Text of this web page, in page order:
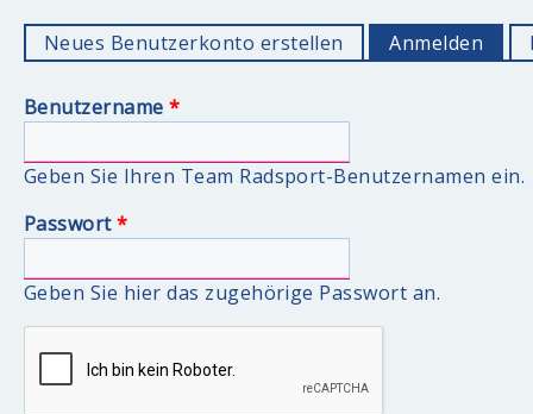
Haupt-Reiter
Neues Benutzerkonto erstellen Anmelden
Benutzername*
Geben Sie Ihren Team Radsport-Benutzernamen ein.
Passwort*
Geben Sie hier das zugehörige Passwort an.